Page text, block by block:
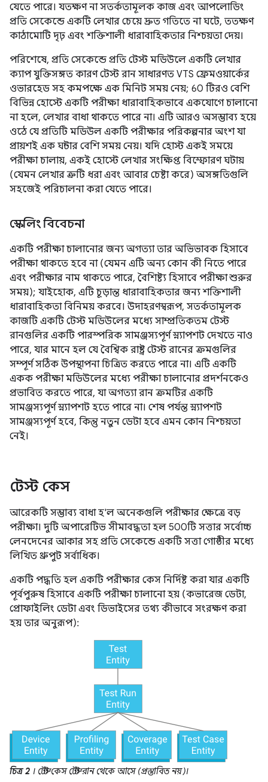
যেতে পারে। যতক্ষণ না সতর্কতামূলক কাজ এবং আপলোডিং
প্রতি সেকেন্ডে একটি লেখার চেয়ে দ্রুত গতিতে না ঘটে, ততক্ষণ
কাঠামোটি দৃঢ় এবং শক্তিশালী ধারাবাহিকতার নিশ্চয়তা দেয়।
পরিশেষে, প্রতি সেকেন্ডে প্রতি টেস্ট মডিউলে একটি লেখার
ক্যাপ যুক্তিসঙ্গত কারণ টেস্ট রান সাধারণত VTS ফ্রেমওয়ার্কের
ওভারহেড সহ কমপক্ষে এক মিনিট সময় নেয়; 60 টিরও বেশি
বিভিন্ন হোস্টে একটি পরীক্ষা ধারাবাহিকভাবে একযোগে চালানো
না হলে, লেখার বাধা থাকতে পারে না। এটি আরও অসম্ভাব্য হয়ে
ওঠে যে প্রতিটি মডিউল একটি পরীক্ষার পরিকল্পনার অংশ যা
প্রায়শই এক ঘন্টার বেশি সময় নেয়। যদি হোস্ট একই সময়ে
পরীক্ষা চালায়, একই হোস্টে লেখার সংক্ষিপ্ত বিস্ফোরণ ঘটায়
(যেমন লেখার ত্রুটি ধরা এবং আবার চেষ্টা করে) অসঙ্গতিগুলি
সহজেই পরিচালনা করা যেতে পারে।
স্কেলিং বিবেচনা
একটি পরীক্ষা চালানোর জন্য অগত্যা তার অভিভাবক হিসাবে
পরীক্ষা থাকতে হবে না (যেমন এটি অন্য কোন কী নিতে পারে
এবং পরীক্ষার নাম থাকতে পারে, বৈশিষ্ট্য হিসাবে পরীক্ষা শুরুর
সময়); যাইহোক, এটি চূড়ান্ত ধারাবাহিকতার জন্য শক্তিশালী
ধারাবাহিকতা বিনিময় করবে। উদাহরণস্বরূপ, সতর্কতামূলক
কাজটি একটি টেস্ট মডিউলের মধ্যে সাম্প্রতিকতম টেস্ট
রানগুলির একটি পারস্পরিক সামঞ্জস্যপূর্ণ স্ন্যাপশট দেখতে নাও
পারে, যার মানে হল যে বৈশ্বিক রাষ্ট্র টেস্ট রানের ক্রমগুলির
সম্পূর্ণ সঠিক উপস্থাপনা চিত্রিত করতে পারে না। এটি একটি
একক পরীক্ষা মডিউলের মধ্যে পরীক্ষা চালানোর প্রদর্শনকেও
প্রভাবিত করতে পারে, যা অগত্যা রান ক্রমটির একটি
সামঞ্জস্যপূর্ণ স্ন্যাপশট হতে পারে না। শেষ পর্যন্ত স্ন্যাপশট
সামঞ্জস্যপূর্ণ হবে, কিন্তু নতুন ডেটা হবে এমন কোন নিশ্চয়তা
নেই।
টেস্ট কেস
আরেকটি সম্ভাব্য বাধা হ'ল অনেকগুলি পরীক্ষার ক্ষেত্রে বড়
পরীক্ষা। দুটি অপারেটিভ সীমাবদ্ধতা হল 500টি সত্তার সর্বোচ্চ
লেনদেনের আকার সহ প্রতি সেকেন্ডে একটি সত্তা গোষ্ঠীর মধ্যে
লিখিত থ্রুপুট সর্বাধিক।
একটি পদ্ধতি হল একটি পরীক্ষার কেস নির্দিষ্ট করা যার একটি
পূর্বপুরুষ হিসাবে একটি পরীক্ষা চালানো হয় (কভারেজ ডেটা,
প্রোফাইলিং ডেটা এবং ডিভাইসের তথ্য কীভাবে সংরক্ষণ করা
হয় তার অনুরূপ):
চিত্র 2 । টেস্ট কেস টেস্ট রান থেকে আসে (প্রস্তাবিত নয়)।